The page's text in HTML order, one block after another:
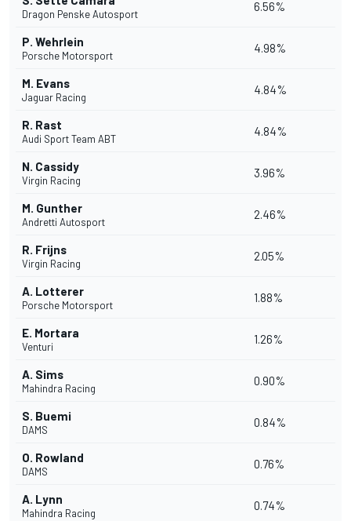
Dragon Penske Autosport
6.56%
P. Wehrlein
Porsche Motorsport
4.98%
M. Evans
Jaguar Racing
4.84%
R. Rast
Audi Sport Team ABT
4.84%
N. Cassidy
Virgin Racing
3.96%
M. Gunther
Andretti Autosport
2.46%
R. Frijns
Virgin Racing
2.05%
A. Lotterer
Porsche Motorsport
1.88%
E. Mortara
Venturi
1.26%
A. Sims
Mahindra Racing
0.90%
S. Buemi
DAMS
0.84%
O. Rowland
DAMS
0.76%
A. Lynn
Mahindra Racing
0.74%